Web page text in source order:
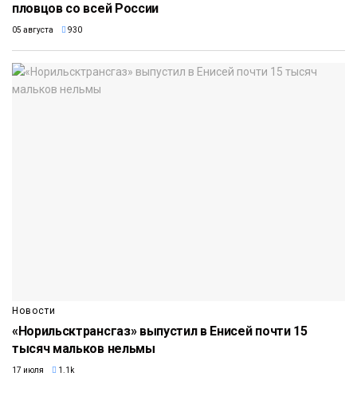
пловцов со всей России
05 августа 930
Новости
«Норильсктрансгаз» выпустил в Енисей почти 15
тысяч мальков нельмы
17 июля 1.1k